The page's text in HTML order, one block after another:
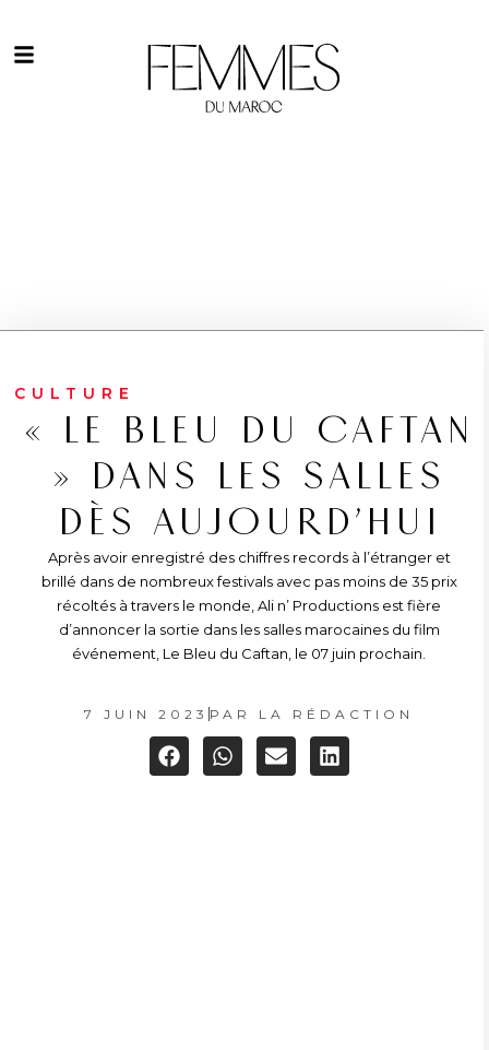
CULTURE
« LE BLEU DU CAFTAN
» DANS LES SALLES
DÈS AUJOURD’HUI
Après avoir enregistré des chiffres records à l’étranger et
brillé dans de nombreux festivals avec pas moins de 35 prix
récoltés à travers le monde, Ali n’ Productions est fière
d’annoncer la sortie dans les salles marocaines du film
événement, Le Bleu du Caftan, le 07 juin prochain.
7 JUIN 2023 PAR LA RÉDACTION